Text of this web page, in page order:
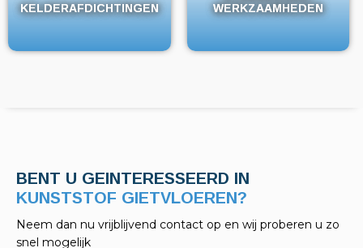
KELDERAFDICHTINGEN
KELDERAFDICHTINGEN
WERKZAAMHEDEN
WERKZAAMHEDEN
BENT U GEINTERESSEERD IN
KELDERAFDICHTINGEN?
Neem dan nu vrijblijvend contact op en wij proberen u zo
snel mogelijk